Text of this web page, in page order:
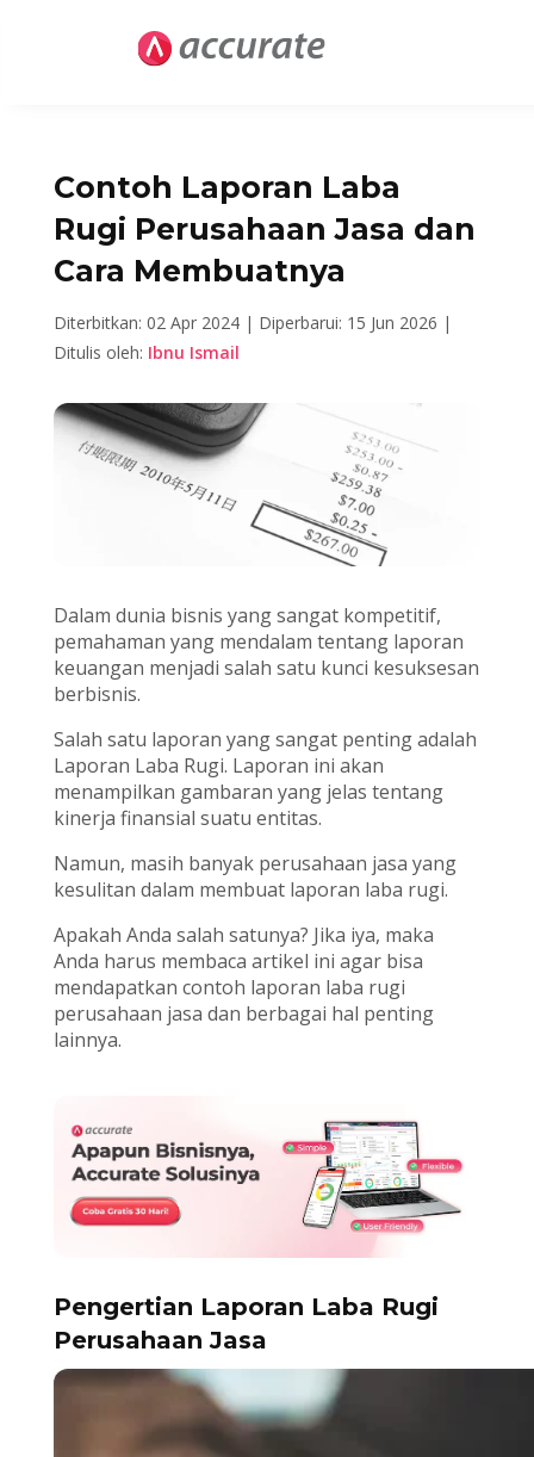
Contoh Laporan Laba
Rugi Perusahaan Jasa dan
Cara Membuatnya
Diterbitkan: 02 Apr 2024 | Diperbarui: 15 Jun 2026 |
Ditulis oleh: Ibnu Ismail
Dalam dunia bisnis yang sangat kompetitif,
pemahaman yang mendalam tentang laporan
keuangan menjadi salah satu kunci kesuksesan
berbisnis.
Salah satu laporan yang sangat penting adalah
Laporan Laba Rugi. Laporan ini akan
menampilkan gambaran yang jelas tentang
kinerja finansial suatu entitas.
Namun, masih banyak perusahaan jasa yang
kesulitan dalam membuat laporan laba rugi.
Apakah Anda salah satunya? Jika iya, maka
Anda harus membaca artikel ini agar bisa
mendapatkan contoh laporan laba rugi
perusahaan jasa dan berbagai hal penting
lainnya.
Pengertian Laporan Laba Rugi
Perusahaan Jasa